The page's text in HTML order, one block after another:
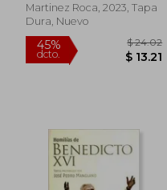
Martinez Roca, 2023, Tapa
Dura, Nuevo